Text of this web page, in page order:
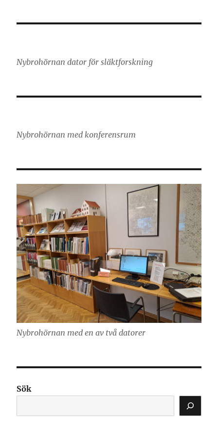
Nybrohörnan dator för släktforskning
Nybrohörnan med konferensrum
Nybrohörnan med en av två datorer
Sök